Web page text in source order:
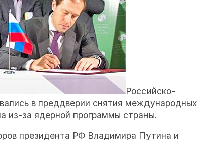
Российско-
в преддверии снятия международных
из-за ядерной программы страны.
президента РФ Владимира Путина и